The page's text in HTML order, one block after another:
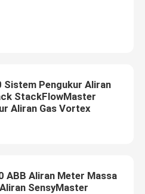
Sistem Pengukur Aliran
StackFlowMaster
Aliran Gas Vortex
ABB Aliran Meter Massa
SensyMaster